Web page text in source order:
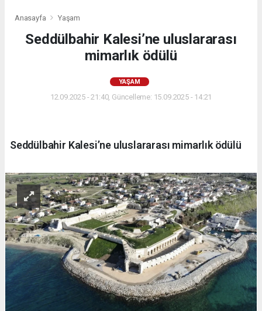
Anasayfa Yaşam
Seddülbahir Kalesi’ne uluslararası
mimarlık ödülü
YAŞAM
12.09.2025 - 21:40, Güncelleme: 15.09.2025 - 14:21
Seddülbahir Kalesi’ne uluslararası mimarlık ödülü